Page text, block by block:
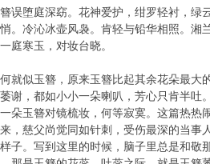
误堕庭深窈。花神爱护，绀罗轻衬，
。冷沁冰壶风袅。肯轻与铅华相照。
庭寒玉，对妆台晓。
就似玉簪，原来玉簪比起其余花朵最大
谢，都如小小一朵喇叭，芳心只肯半
朵玉簪对镜梳妆，何等寂寞。这篇热
，慈父尚觉同如针刺，受伤最深的当事
子。写到这里的时候，脑子里总是和